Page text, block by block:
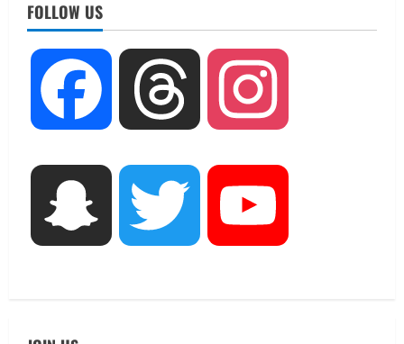
FOLLOW US
Facebook Threads
Snapchat Twitter
August 7, 2026
UTTARAKHAND NEWS
जिलाधिकारी/जिला निर्वाचन अधिकारी ने
सहसपुर विधानसभा क्षेत्र के पोलिंग बूथों का
August 6, 2026
UTTARAKHAND NEWS
तीलू रौतेली पुरस्कार के लिए 13 वीरांगनाओं का
चयन : रेखा आर्या